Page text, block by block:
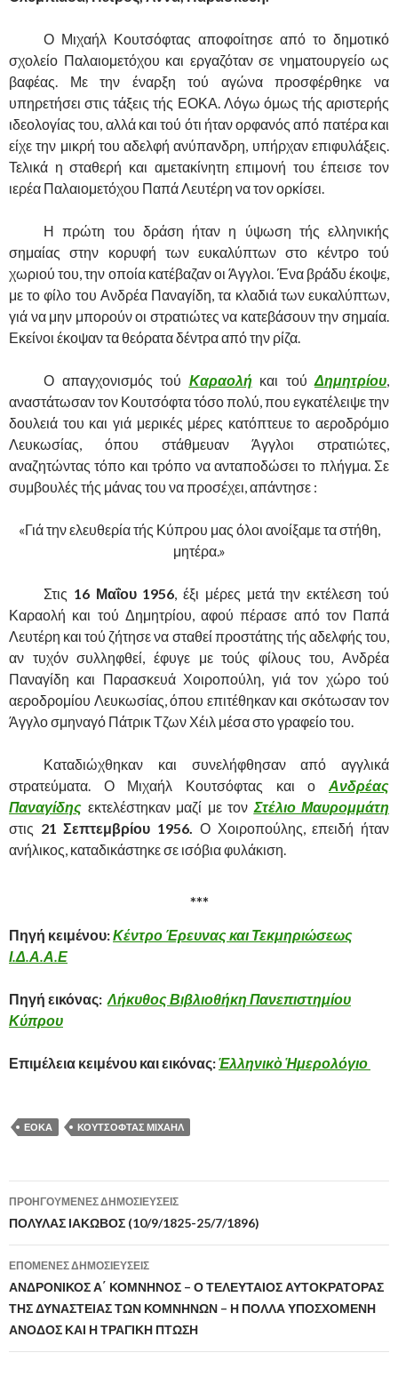
Ο Μιχαήλ Κουτσόφτας αποφοίτησε από το δημοτικό
σχολείο Παλαιομετόχου και εργαζόταν σε νηματουργείο ως
βαφέας. Με την έναρξη τού αγώνα προσφέρθηκε να
υπηρετήσει στις τάξεις τής ΕΟΚΑ. Λόγω όμως τής αριστερής
ιδεολογίας του, αλλά και τού ότι ήταν ορφανός από πατέρα και
είχε την μικρή του αδελφή ανύπανδρη, υπήρχαν επιφυλάξεις.
Τελικά η σταθερή και αμετακίνητη επιμονή του έπεισε τον
ιερέα Παλαιομετόχου Παπά Λευτέρη να τον ορκίσει.
Η πρώτη του δράση ήταν η ύψωση τής ελληνικής
σημαίας στην κορυφή των ευκαλύπτων στο κέντρο τού
χωριού του, την οποία κατέβαζαν οι Άγγλοι. Ένα βράδυ έκοψε,
με το φίλο του Ανδρέα Παναγίδη, τα κλαδιά των ευκαλύπτων,
γιά να μην μπορούν οι στρατιώτες να κατεβάσουν την σημαία.
Εκείνοι έκοψαν τα θεόρατα δέντρα από την ρίζα.
Ο απαγχονισμός τού Καραολή και τού Δημητρίου
αναστάτωσαν τον Κουτσόφτα τόσο πολύ, που εγκατέλειψε την
δουλειά του και γιά μερικές μέρες κατόπτευε το αεροδρόμιο
Λευκωσίας, όπου στάθμευαν Άγγλοι στρατιώτες,
αναζητώντας τόπο και τρόπο να ανταποδώσει το πλήγμα. Σε
συμβουλές τής μάνας του να προσέχει, απάντησε :
«Γιά την ελευθερία τής Κύπρου μας όλοι ανοίξαμε τα στήθη,
μητέρα.»
Στις 16 Μαΐου 1956 , έξι μέρες μετά την εκτέλεση τού
Καραολή και τού Δημητρίου, αφού πέρασε από τον Παπά
Λευτέρη και τού ζήτησε να σταθεί προστάτης τής αδελφής του,
αν τυχόν συλληφθεί, έφυγε με τούς φίλους του, Ανδρέα
Παναγίδη και Παρασκευά Χοιροπούλη, γιά τον χώρο τού
αεροδρομίου Λευκωσίας, όπου επιτέθηκαν και σκότωσαν τον
Άγγλο σμηναγό Πάτρικ Τζων Χέιλ μέσα στο γραφείο του.
Καταδιώχθηκαν και συνελήφθησαν από αγγλικά
στρατεύματα. Ο Μιχαήλ Κουτσόφτας και ο Ανδρέας
Παναγίδης εκτελέστηκαν μαζί με τον Στέλιο Μαυρομμάτη
στις 21 Σεπτεμβρίου 1956.
Ο Χοιροπούλης, επειδή ήταν
ανήλικος, καταδικάστηκε σε ισόβια φυλάκιση.
***
Πηγή κειμένου:Κέντρο Έρευνας και Τεκμηριώσεως
Ι.Δ.Α.Α.Ε
Πηγή εικόνας: ΛήκυθοςΒιβλιοθήκη Πανεπιστημίου
Κύπρου
Επιμέλεια κειμένου και εικόνας:ἙλληνικὸἩμερολόγιο
ΕΟΚΑ ΚΟΥΤΣΟΦΤΑΣ ΜΙΧΑΗΛ
Πλοήγηση
άρθρων
ΠΡΟΗΓΟΎΜΕΝΕΣ ΔΗΜΟΣΙΕΎΣΕΙΣ
ΠΟΛΥΛΑΣ ΙΑΚΩΒΟΣ (10/9/1825-25/7/1896)
ΕΠΌΜΕΝΕΣ ΔΗΜΟΣΙΕΎΣΕΙΣ
ΑΝΔΡΟΝΙΚΟΣ Α΄ ΚΟΜΝΗΝΟΣ – Ο ΤΕΛΕΥΤΑΙΟΣ ΑΥΤΟΚΡΑΤΟΡΑΣ
ΤΗΣ ΔΥΝΑΣΤΕΙΑΣ ΤΩΝ ΚΟΜΝΗΝΩΝ – Η ΠΟΛΛΑ ΥΠΟΣΧΟΜΕΝΗ
ΑΝΟΔΟΣ ΚΑΙ Η ΤΡΑΓΙΚΗ ΠΤΩΣΗ